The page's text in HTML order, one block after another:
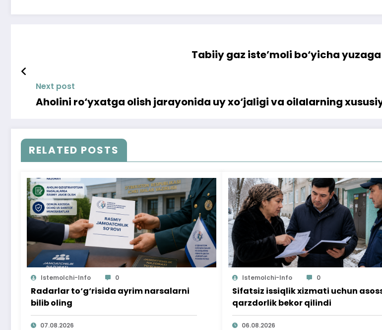
Tabiiy gaz iste’moli bo‘yicha
Next post
Aholini ro‘yxatga olish jarayonida uy xo‘jaligi va oilalarning
RELATED POSTS
Istemolchi-Info 0
Radarlar to‘g‘risida ayrim narsalarni
bilib oling
07.08.2026
Istemolchi-Info 0
Sifatsiz issiqlik xizmati uchun
qarzdorlik bekor qilindi
06.08.2026